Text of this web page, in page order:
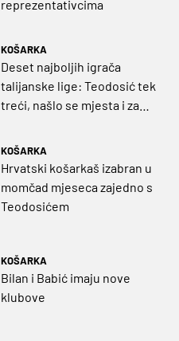
reprezentativcima
KOŠARKA
Deset najboljih igrača
talijanske lige: Teodosić tek
treći, našlo se mjesta i za
KOŠARKA
Hrvatski košarkaš izabran u
momčad mjeseca zajedno s
Teodosićem
KOŠARKA
Bilan i Babić imaju nove
klubove